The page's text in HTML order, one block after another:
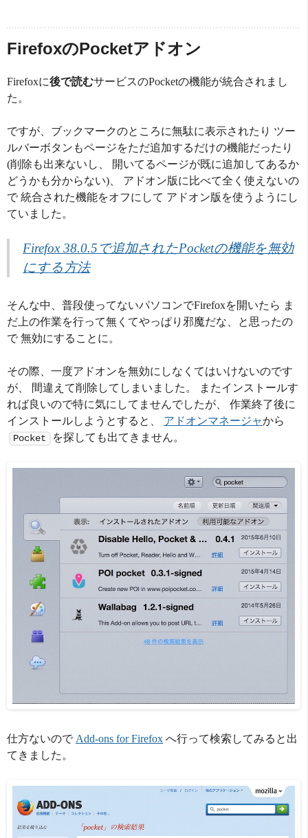
FirefoxのPocketアドオン
Firefoxに後で読むサービスのPocketの機能が統合されまし
た。
ですが、ブックマークのところに無駄に表示されたり ツー
ルバーボタンもページをただ追加するだけの機能だったり
(削除も出来ないし、 開いてるページが既に追加してあるか
どうかも分からない)、 アドオン版に比べて全く使えないの
で 統合された機能をオフにして アドオン版を使うようにし
ていました。
Firefox 38.0.5で追加されたPocketの機能を無効
にする方法
そんな中、普段使ってないパソコンでFirefoxを開いたら ま
だ上の作業を行って無くてやっぱり邪魔だな、と思ったの
で 無効にすることに。
その際、一度アドオンを無効にしなくてはいけないのです
が、 間違えて削除してしまいました。 またインストールす
れば良いので特に気にしてませんでしたが、 作業終了後に
インストールしようとすると、 アドオンマネージャから
Pocket を探しても出てきません。
仕方ないので Add-ons for Firefox へ行って検索してみると出
てきました。